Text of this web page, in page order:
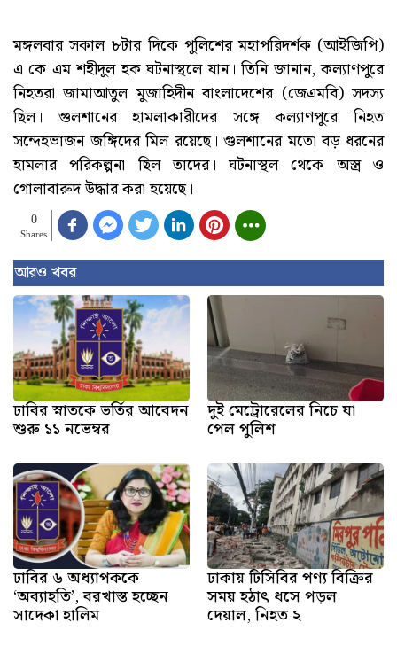
মঙ্গলবার সকাল ৮টার দিকে পুলিশের মহাপরিদর্শক (আইজিপি)
এ কে এম শহীদুল হক ঘটনাস্থলে যান। তিনি জানান, কল্যাণপুরে
নিহতরা জামাআতুল মুজাহিদীন বাংলাদেশের (জেএমবি) সদস্য
ছিল। গুলশানের হামলাকারীদের সঙ্গে কল্যাণপুরে নিহত
সন্দেহভাজন জঙ্গিদের মিল রয়েছে। গুলশানের মতো বড় ধরনের
হামলার পরিকল্পনা ছিল তাদের। ঘটনাস্থল থেকে অস্ত্র ও
গোলাবারুদ উদ্ধার করা হয়েছে।
0
Shares
আরও খবর
ঢাবির স্নাতকে ভর্তির আবেদন
শুরু ১১ নভেম্বর
দুই মেট্রোরেলের নিচে যা
পেল পুলিশ
ঢাবির ৬ অধ্যাপককে
‘অব্যাহতি’, বরখাস্ত হচ্ছেন
সাদেকা হালিম
ঢাকায় টিসিবির পণ্য বিক্রির
সময় হঠাৎ ধসে পড়ল
দেয়াল, নিহত ২